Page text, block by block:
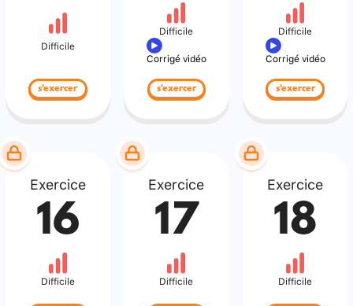
Difficile
s'exercer
Difficile
Corrigé vidéo
s'exercer
Difficile
Corrigé vidéo
s'exercer
Exercice
16
Difficile
Exercice
17
Difficile
Exercice
18
Difficile